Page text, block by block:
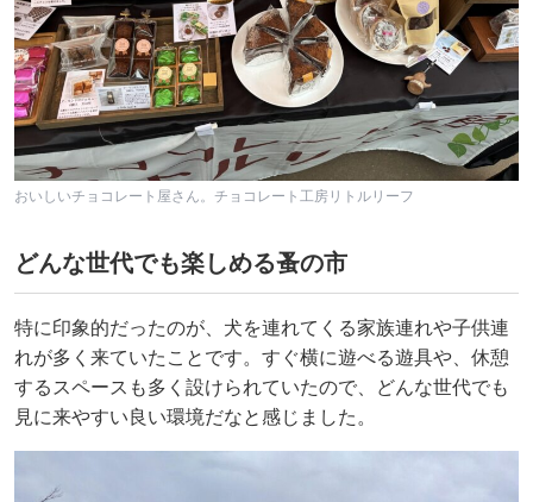
おいしいチョコレート屋さん。チョコレート工房リトルリーフ
どんな世代でも楽しめる蚤の市
特に印象的だったのが、犬を連れてくる家族連れや子供連
れが多く来ていたことです。すぐ横に遊べる遊具や、休憩
するスペースも多く設けられていたので、どんな世代でも
見に来やすい良い環境だなと感じました。